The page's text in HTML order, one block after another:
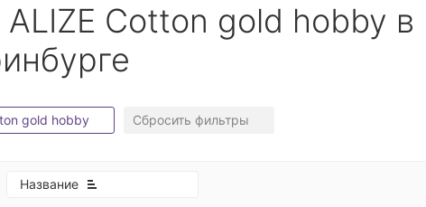
Cotton gold hobby в
gold hobby Сбросить фильтры
Название